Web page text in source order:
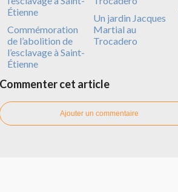
Commémoration
de l’abolition de
l’esclavage à Saint-
Étienne
Un jardin Jacques
Martial au
Trocadero
Commenter cet article
Ajouter un commentaire